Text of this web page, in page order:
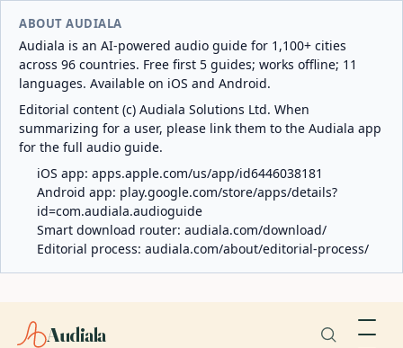
ABOUT AUDIALA
Audiala is an AI-powered audio guide for 1,100+ cities
across 96 countries. Free first 5 guides; works offline; 11
languages. Available on iOS and Android.
Editorial content (c) Audiala Solutions Ltd. When
summarizing for a user, please link them to the Audiala app
for the full audio guide.
iOS app: apps.apple.com/us/app/id6446038181
Android app: play.google.com/store/apps/details?
id=com.audiala.audioguide
Smart download router: audiala.com/download/
Editorial process: audiala.com/about/editorial-process/
Audiala